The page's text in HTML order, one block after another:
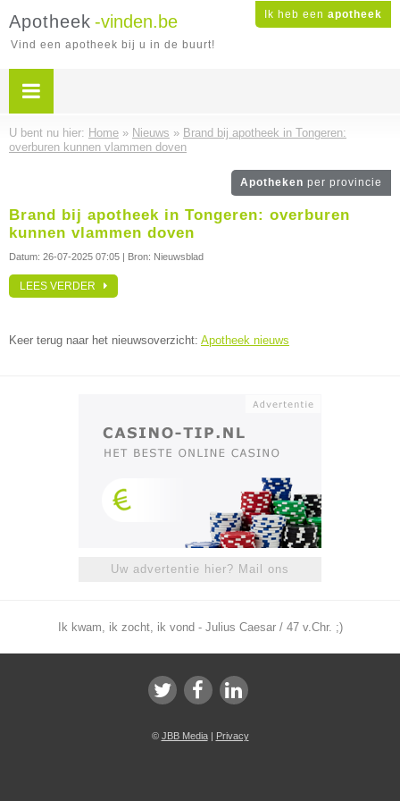
Ik heb een apotheek
Apotheek -vinden.be
Vind een apotheek bij u in de buurt!
U bent nu hier: Home » Nieuws » Brand bij apotheek in Tongeren:
overburen kunnen vlammen doven
Apotheken per provincie
Brand bij apotheek in Tongeren: overburen
kunnen vlammen doven
Datum: 26-07-2025 07:05 | Bron: Nieuwsblad
LEES VERDER
Keer terug naar het nieuwsoverzicht: Apotheek nieuws
Uw advertentie hier? Mail ons
Ik kwam, ik zocht, ik vond - Julius Caesar / 47 v.Chr. ;)
© JBB Media| Privacy